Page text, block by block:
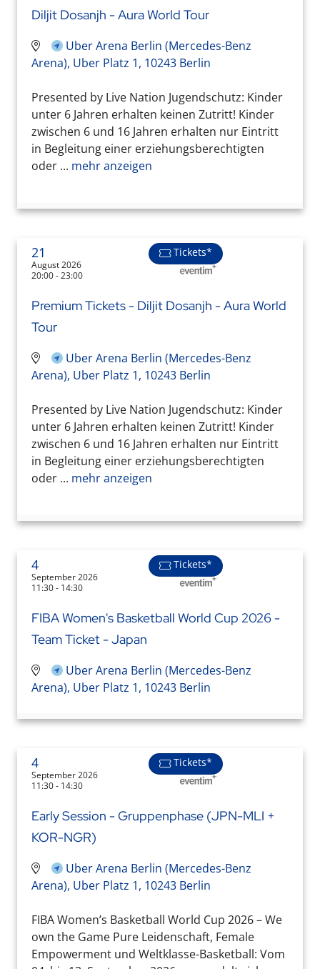
Diljit Dosanjh - Aura World Tour
Uber Arena Berlin (Mercedes-Benz
Arena), Uber Platz 1, 10243 Berlin
Presented by Live Nation Jugendschutz: Kinder
unter 6 Jahren erhalten keinen Zutritt! Kinder
zwischen 6 und 16 Jahren erhalten nur Eintritt
in Begleitung einer erziehungsberechtigten
oder ... mehr anzeigen
21
August 2026
20:00 - 23:00
Tickets*
Premium Tickets - Diljit Dosanjh - Aura World
Tour
Uber Arena Berlin (Mercedes-Benz
Arena), Uber Platz 1, 10243 Berlin
Presented by Live Nation Jugendschutz: Kinder
unter 6 Jahren erhalten keinen Zutritt! Kinder
zwischen 6 und 16 Jahren erhalten nur Eintritt
in Begleitung einer erziehungsberechtigten
oder ... mehr anzeigen
4
September 2026
11:30 - 14:30
Tickets*
FIBA Women's Basketball World Cup 2026 -
Team Ticket - Japan
Uber Arena Berlin (Mercedes-Benz
Arena), Uber Platz 1, 10243 Berlin
4
September 2026
11:30 - 14:30
Tickets*
Early Session - Gruppenphase (JPN-MLI +
KOR-NGR)
Uber Arena Berlin (Mercedes-Benz
Arena), Uber Platz 1, 10243 Berlin
FIBA Women’s Basketball World Cup 2026 – We
own the Game Pure Leidenschaft, Female
Empowerment und Weltklasse-Basketball: Vom